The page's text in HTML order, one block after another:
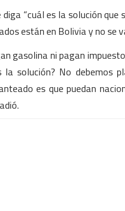
“cuál es la solución que
están en Bolivia y no se
gasolina ni pagan
solución? No debemos
es que puedan